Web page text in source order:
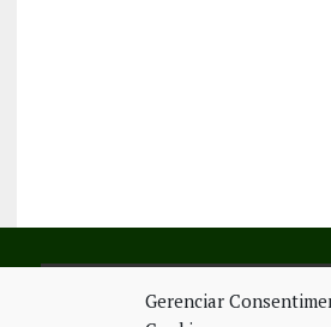
Gerenciar
SIGA-NOS NO FACEBOOK